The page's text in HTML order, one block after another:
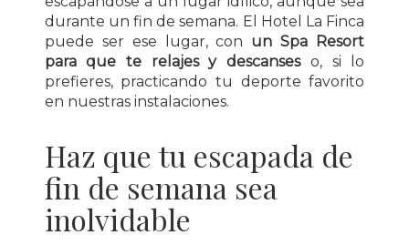
durante un fin de semana. El Hotel La Finca
puede ser ese lugar, con un Spa Resort
para que te relajes y descanseso, si lo
prefieres, practicando tu deporte favorito
en nuestras instalaciones.
Haz que tu escapada de
fin de semana sea
inolvidable